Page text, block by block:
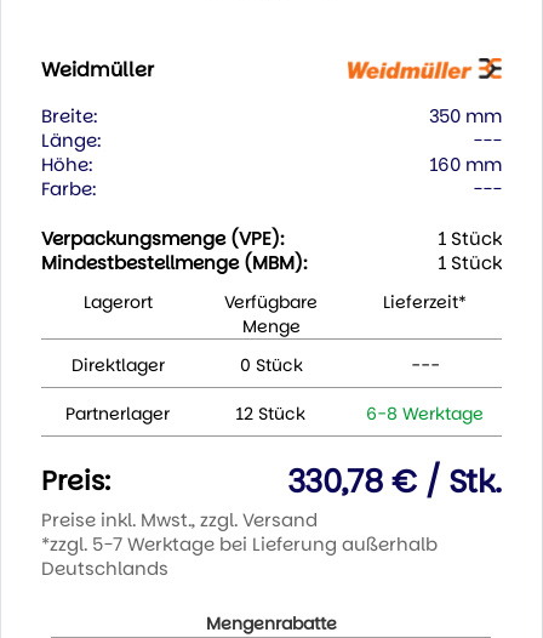
Weidmüller
Breite:
350 mm
Länge:
---
Höhe:
160 mm
Farbe:
---
Verpackungsmenge (VPE):
1 Stück
Mindestbestellmenge (MBM):
1 Stück
Lagerort
Verfügbare
Menge
Lieferzeit*
Direktlager 0 Stück ---
Partnerlager 12 Stück 6-8 Werktage
Preis: 330,78 € / Stk.
Preise inkl. Mwst., zzgl. Versand
*zzgl. 5-7 Werktage bei Lieferung außerhalb
Deutschlands
Mengenrabatte